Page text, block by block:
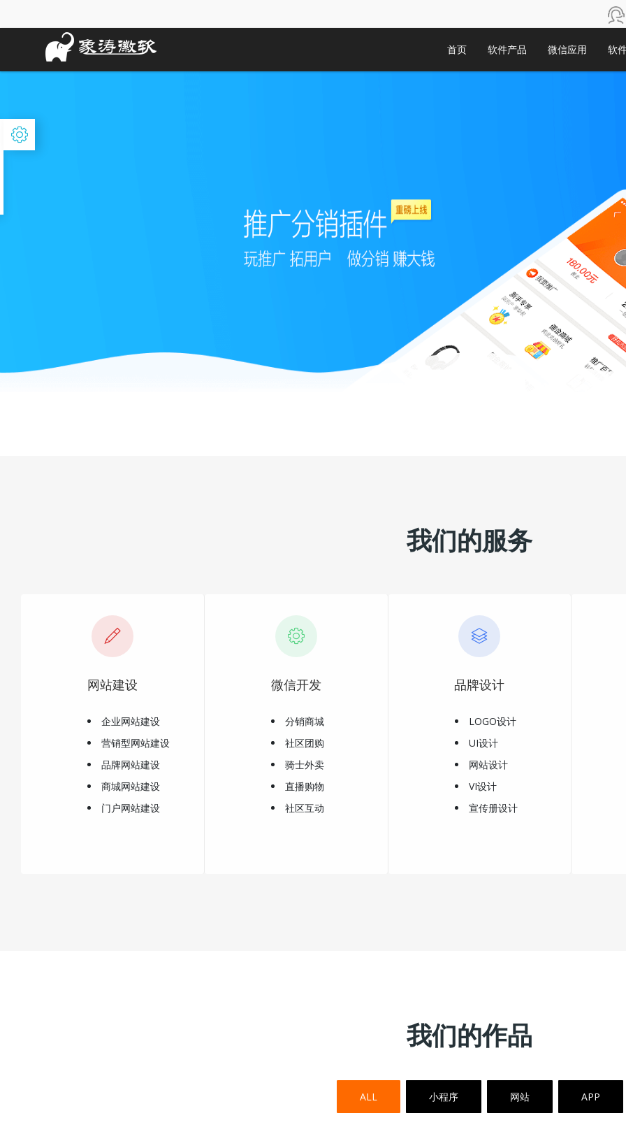
首页 软件产品 微信应用 软
我们的服务
网站建设
企业网站建设
营销型网站建设
品牌网站建设
商城网站建设
门户网站建设
微信开发
分销商城
社区团购
骑士外卖
直播购物
社区互动
品牌设计
LOGO设计
UI设计
网站设计
VI设计
宣传册设计
我们的作品
ALL 小程序 网站 APP